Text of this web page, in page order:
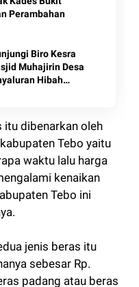
Perambahan
Biro Kesra
Muhajirin Desa
Hibah
itu dibenarkan oleh
Tebo yaitu
waktu lalu harga
kenaikan
Tebo ini
jenis beras itu
sebesar Rp.
padang atau beras